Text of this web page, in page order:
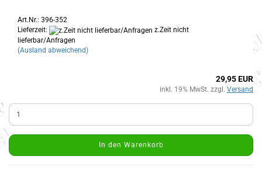
Art.Nr.: 396-352
Lieferzeit:
z.Zeit nicht
lieferbar/Anfragen
(Ausland abweichend)
29,95 EUR
inkl. 19% MwSt. zzgl. Versand
In den Warenkorb